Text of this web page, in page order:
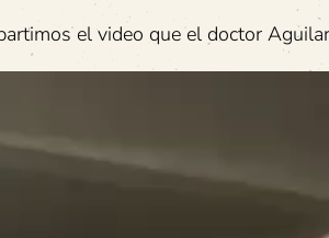
el video que el doctor